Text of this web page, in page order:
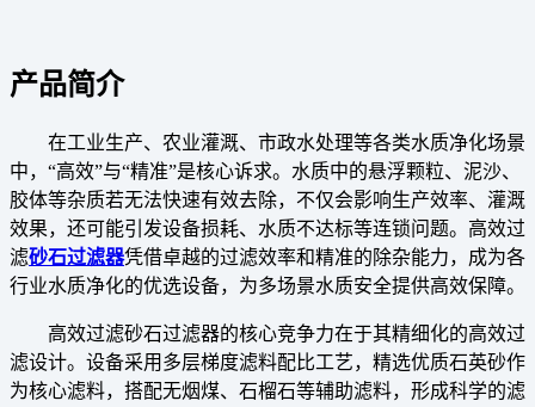
产品简介
在工业生产、农业灌溉、市政水处理等各类水质净化场景
中，“高效”与“精准”是核心诉求。水质中的悬浮颗粒、泥沙、
胶体等杂质若无法快速有效去除，不仅会影响生产效率、灌溉
效果，还可能引发设备损耗、水质不达标等连锁问题。高效过
滤砂石过滤器凭借卓越的过滤效率和精准的除杂能力，成为各
行业水质净化的优选设备，为多场景水质安全提供高效保障。
高效过滤砂石过滤器的核心竞争力在于其精细化的高效过
滤设计。设备采用多层梯度滤料配比工艺，精选优质石英砂作
为核心滤料，搭配无烟煤、石榴石等辅助滤料，形成科学的滤